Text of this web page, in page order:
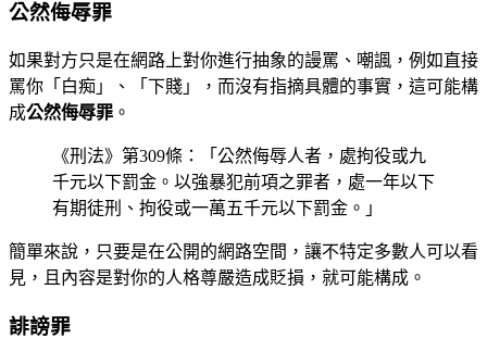
公然侮辱罪
如果對方只是在網路上對你進行抽象的謾罵、嘲諷，例如直接
罵你「白痴」、「下賤」，而沒有指摘具體的事實，這可能構
成公然侮辱罪 。
《刑法》第309條：「公然侮辱人者，處拘役或九
千元以下罰金。以強暴犯前項之罪者，處一年以下
有期徒刑、拘役或一萬五千元以下罰金。」
簡單來說，只要是在公開的網路空間，讓不特定多數人可以看
見，且內容是對你的人格尊嚴造成貶損，就可能構成。
誹謗罪